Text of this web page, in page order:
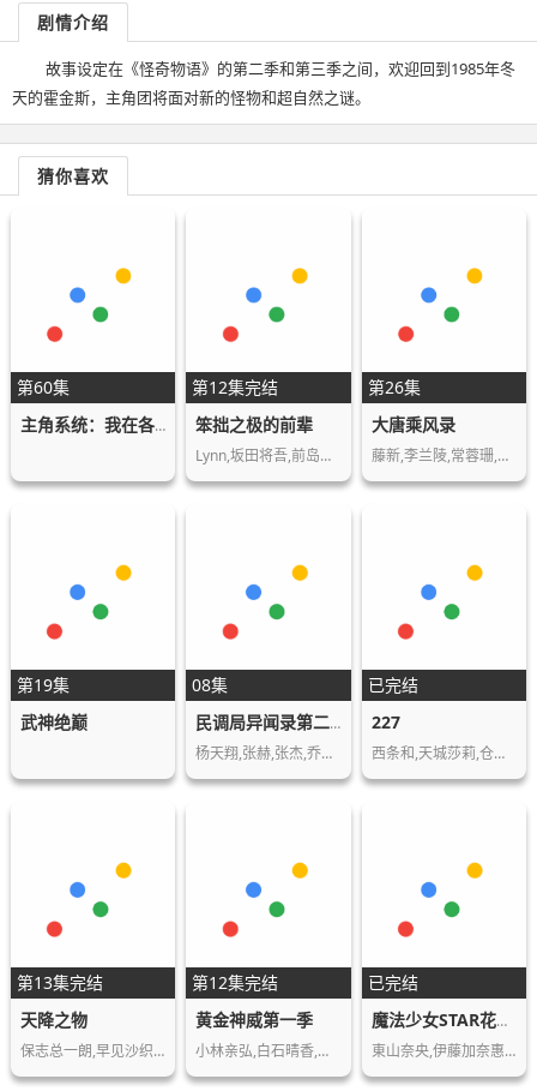
剧情介绍
故事设定在《怪奇物语》的第二季和第三季之间，欢迎回到1985年冬
天的霍金斯，主角团将面对新的怪物和超自然之谜。
猜你喜欢
第60集
主角系统：我在各界当大佬 动态漫画
第12集完结
笨拙之极的前辈
Lynn,坂田将吾,前岛亚美,斋贺光希
第26集
大唐乘风录
藤新,李兰陵,常蓉珊,林帽帽,叶知秋
第19集
武神绝巅
08集
民调局异闻录第二季
杨天翔,张赫,张杰,乔诗语,苏尚卿
已完结
227
西条和,天城莎莉,仓冈水巴,帆风千春,海乃琉…
第13集完结
天降之物
保志总一朗,早见沙织,野水伊织,美名,铃木达…
第12集完结
黄金神威第一季
小林亲弘,白石晴香,伊藤健太郎,大塚芳忠
已完结
魔法少女STAR花音100%
東山奈央,伊藤加奈惠,下野纮,伊藤美纪,洲崎…